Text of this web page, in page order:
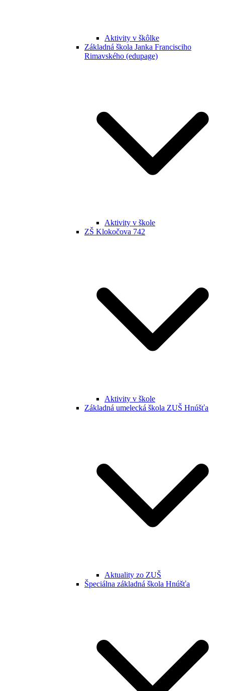
Aktivity v škôlke
Základná škola Janka Francisciho
Rimavského (edupage)
Aktivity v škole
ZŠ Klokočova 742
Aktivity v škole
Základná umelecká škola ZUŠ Hnúšťa
Aktuality zo ZUŠ
Špeciálna základná škola Hnúšťa